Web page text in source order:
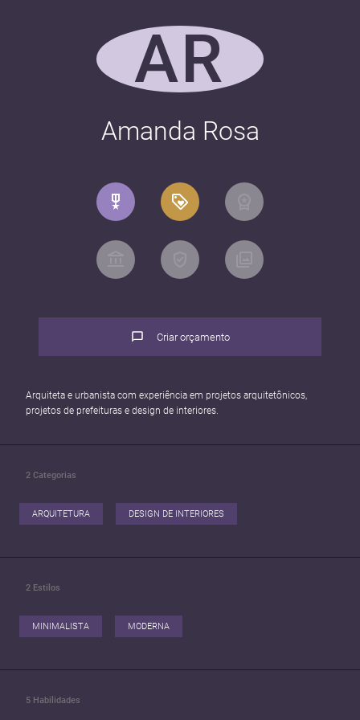
AR
Amanda Rosa
Criar orçamento
Arquiteta e urbanista com experiência em projetos arquitetônicos,
projetos de prefeituras e design de interiores.
2 Categorias
ARQUITETURA DESIGN DE INTERIORES
2 Estilos
MINIMALISTA MODERNA
5 Habilidades